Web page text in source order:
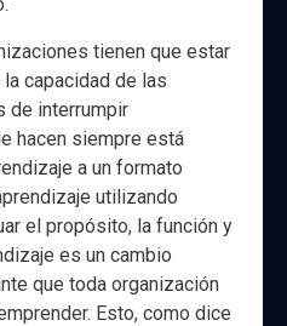
tienen que estar
capacidad de las
de interrumpir
hacen siempre está
a un formato
utilizando
el propósito, la función y
es un cambio
que toda organización
Esto, como dice